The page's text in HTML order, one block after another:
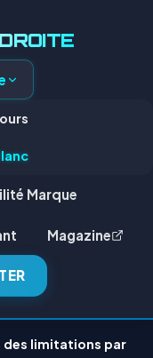
Marque
Magazine
des limitations par